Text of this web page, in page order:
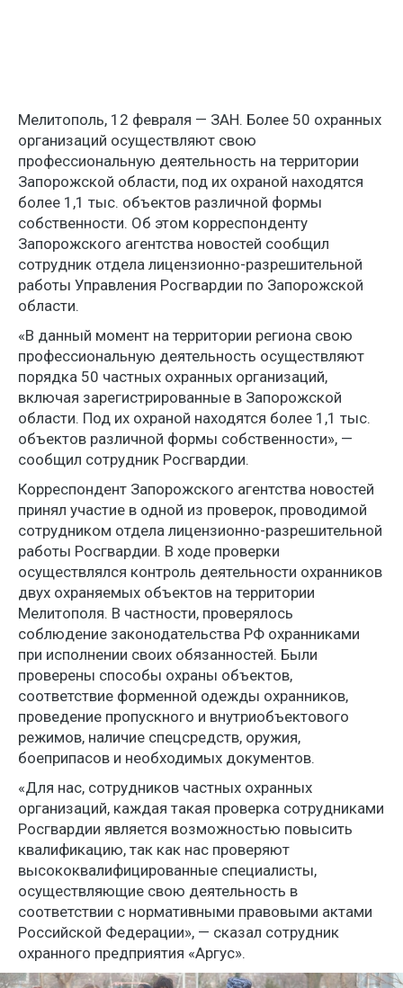
Мелитополь, 12 февраля — ЗАН. Более 50 охранных
организаций осуществляют свою
профессиональную деятельность на территории
Запорожской области, под их охраной находятся
более 1,1 тыс. объектов различной формы
собственности. Об этом корреспонденту
Запорожского агентства новостей сообщил
сотрудник отдела лицензионно-разрешительной
работы Управления Росгвардии по Запорожской
области.
«В данный момент на территории региона свою
профессиональную деятельность осуществляют
порядка 50 частных охранных организаций,
включая зарегистрированные в Запорожской
области. Под их охраной находятся более 1,1 тыс.
объектов различной формы собственности», —
сообщил сотрудник Росгвардии.
Корреспондент Запорожского агентства новостей
принял участие в одной из проверок, проводимой
сотрудником отдела лицензионно-разрешительной
работы Росгвардии. В ходе проверки
осуществлялся контроль деятельности охранников
двух охраняемых объектов на территории
Мелитополя. В частности, проверялось
соблюдение законодательства РФ охранниками
при исполнении своих обязанностей. Были
проверены способы охраны объектов,
соответствие форменной одежды охранников,
проведение пропускного и внутриобъектового
режимов, наличие спецсредств, оружия,
боеприпасов и необходимых документов.
«Для нас, сотрудников частных охранных
организаций, каждая такая проверка сотрудниками
Росгвардии является возможностью повысить
квалификацию, так как нас проверяют
высококвалифицированные специалисты,
осуществляющие свою деятельность в
соответствии с нормативными правовыми актами
Российской Федерации», — сказал сотрудник
охранного предприятия «Аргус».